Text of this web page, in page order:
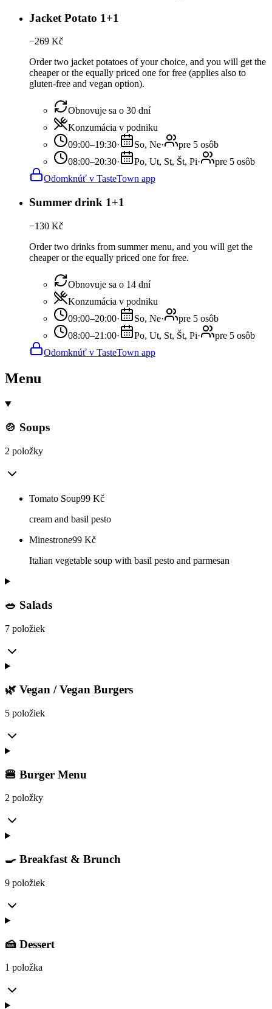
Jacket Potato 1+1
−269 Kč
Order two jacket potatoes of your choice, and you will get the
cheaper or the equally priced one for free (applies also to
gluten-free and vegan option).
Obnovuje sa o 30 dní
Konzumácia v podniku
09:00–19:30· So, Ne·
pre 5 osôb
08:00–20:30· Po, Ut, St, Št, Pi·
pre 5 osôb
Odomknúť v TasteTown app
Summer drink 1+1
−130 Kč
Order two drinks from summer menu, and you will get the
cheaper or the equally priced one for free.
Obnovuje sa o 14 dní
Konzumácia v podniku
09:00–20:00· So, Ne·
pre 5 osôb
08:00–21:00· Po, Ut, St, Št, Pi·
pre 5 osôb
Odomknúť v TasteTown app
Menu
🍲 Soups
2 položky
Tomato Soup99 Kč
cream and basil pesto
Minestrone99 Kč
Italian vegetable soup with basil pesto and parmesan
🥗 Salads
7 položiek
🌿 Vegan / Vegan Burgers
5 položiek
🍔 Burger Menu
2 položky
🍳 Breakfast & Brunch
9 položiek
🍰 Dessert
1 položka